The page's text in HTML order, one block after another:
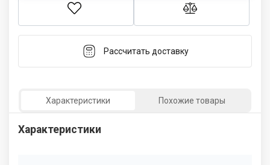
Рассчитать доставку
Характеристики Похожие товары
Характеристики